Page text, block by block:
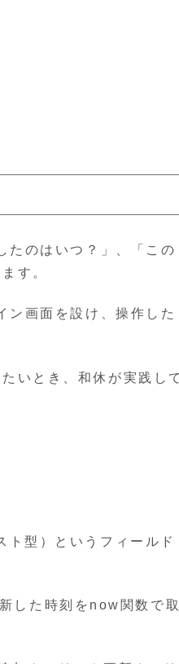
たのはいつ？」、「この
す。
画面を設け、操作した
いとき、和休が実践して
型）というフィールド
した時刻をnow関数で取